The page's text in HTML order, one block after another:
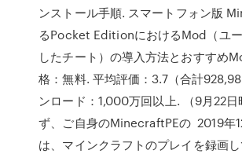
ンストール手順. スマートフォン版
るPocket EditionにおけるMod（ユ
したチート）の導入方法とおすすめ
格：無料. 平均評価：3.7（合計
ンロード：1,000万回以上. （9月22
ず、ご自身のMinecraftPEの 2019年
は、マインクラフトのプレイを録画